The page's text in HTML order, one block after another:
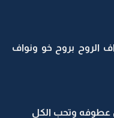
الروح بروح خو ونواف